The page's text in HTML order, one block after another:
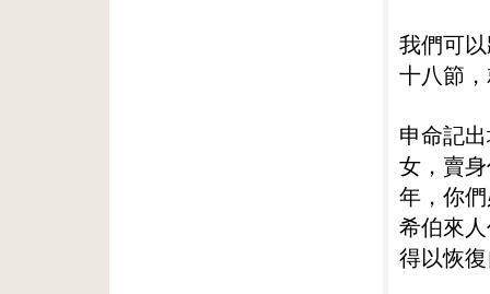
我們可
十八節
申命記
女，賣
年，你
希伯來
得以恢